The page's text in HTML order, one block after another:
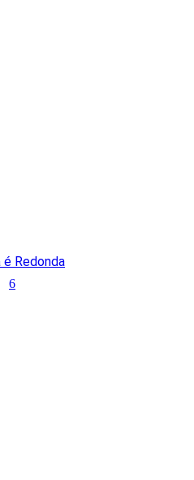
é Redonda
6